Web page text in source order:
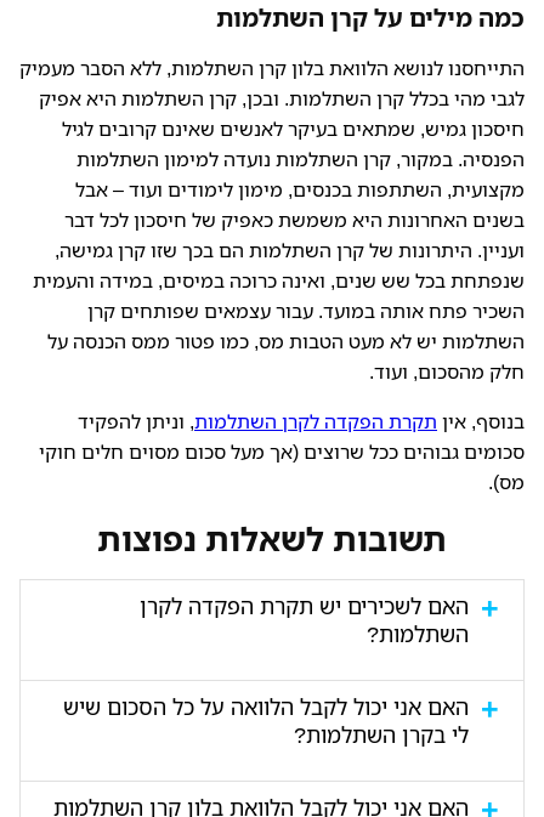
כמה מילים על קרן השתלמות
התייחסנו לנושא הלוואת בלון קרן השתלמות, ללא הסבר מעמיק
לגבי מהי בכלל קרן השתלמות. ובכן, קרן השתלמות היא אפיק
חיסכון גמיש, שמתאים בעיקר לאנשים שאינם קרובים לגיל
הפנסיה. במקור, קרן השתלמות נועדה למימון השתלמות
מקצועית, השתתפות בכנסים, מימון לימודים ועוד – אבל
בשנים האחרונות היא משמשת כאפיק של חיסכון לכל דבר
ועניין. היתרונות של קרן השתלמות הם בכך שזו קרן גמישה,
שנפתחת בכל שש שנים, ואינה כרוכה במיסים, במידה והעמית
השכיר פתח אותה במועד. עבור עצמאים שפותחים קרן
השתלמות יש לא מעט הטבות מס, כמו פטור ממס הכנסה על
חלק מהסכום, ועוד.
בנוסף, אין תקרת הפקדה לקרן השתלמות, וניתן להפקיד
סכומים גבוהים ככל שרוצים (אך מעל סכום מסוים חלים חוקי
מס).
תשובות לשאלות נפוצות
האם לשכירים יש תקרת הפקדה לקרן
השתלמות?
לא, ובכל מקרה לא הם מפקידים את סכומי קרן
ההשתלמות אלא הבוס שלהם.
האם אני יכול לקבל הלוואה על כל הסכום שיש
לי בקרן השתלמות?
שתנים מדי פעם ונתונים גם להחלטת מנהל הקרן, אך
האם אני יכול לקבל הלוואת בלון קרן השתלמות